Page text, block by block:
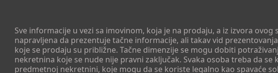
Sve informacije u vezi sa imovinom, koja je na prodaju, a iz izvora
napravljena da prezentuje tačne informacije, ali takav vid
koje se prodaju su približne. Tačne dimenzije se mogu dobiti
nekretnina koje se nude nije pravni zaključak. Svaka osoba treba da
predmetnoj nekretnini, koje mogu da se koriste legalno kao spavaće